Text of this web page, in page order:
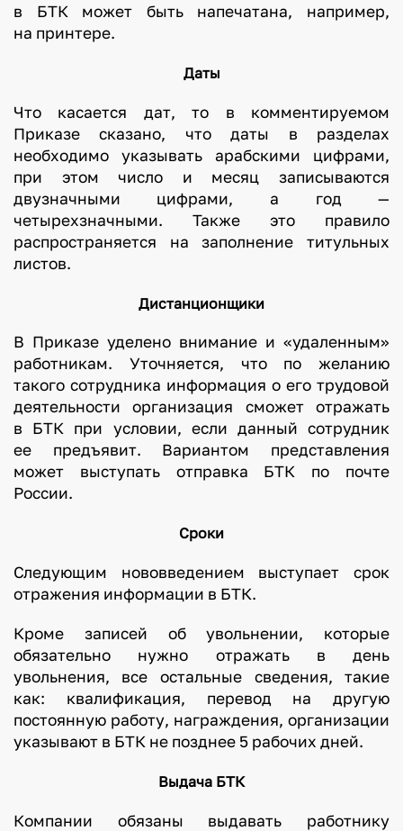
в БТК может быть напечатана, например,
на принтере.
Даты
Что касается дат, то в комментируемом
Приказе сказано, что даты в разделах
необходимо указывать арабскими цифрами,
при этом число и месяц записываются
двузначными цифрами, а год —
четырехзначными. Также это правило
распространяется на заполнение титульных
листов.
Дистанционщики
В Приказе уделено внимание и «удаленным»
работникам. Уточняется, что по желанию
такого сотрудника информация о его трудовой
деятельности организация сможет отражать
в БТК при условии, если данный сотрудник
ее предъявит. Вариантом представления
может выступать отправка БТК по почте
России.
Сроки
Следующим нововведением выступает срок
отражения информации в БТК.
Кроме записей об увольнении, которые
обязательно нужно отражать в день
увольнения, все остальные сведения, такие
как: квалификация, перевод на другую
постоянную работу, награждения, организации
указывают в БТК не позднее 5 рабочих дней.
Выдача БТК
Компании обязаны выдавать работнику